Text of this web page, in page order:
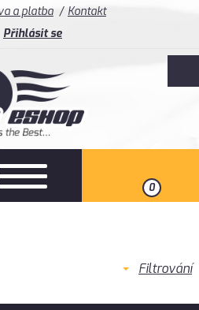
a platba
Kontakt
Přihlásit se
0
Filtrování